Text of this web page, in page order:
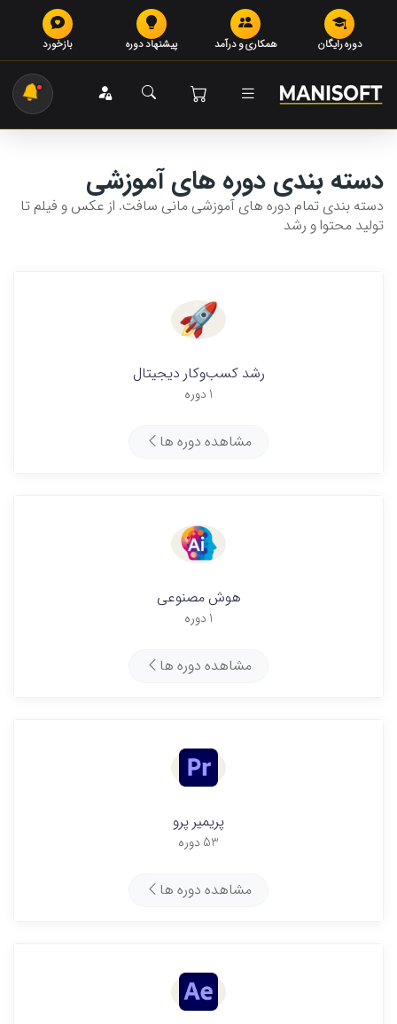
دوره رایگان همکاری و درآمد پیشنهاد دوره بازخورد
دسته بندی دوره های آموزشی
دسته بندی تمام دوره های آموزشی مانی سافت. از عکس و فیلم تا
تولید محتوا و رشد
رشد کسب‌وکار دیجیتال
1 دوره
مشاهده دوره ها
هوش مصنوعی
1 دوره
مشاهده دوره ها
پریمیر پرو
53 دوره
مشاهده دوره ها